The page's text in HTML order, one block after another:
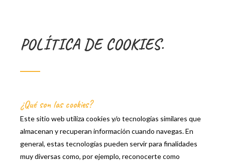
POLÍTICA DE COOKIES.
¿Qué son las cookies?
Este sitio web utiliza cookies y/o tecnologías similares que
almacenan y recuperan información cuando navegas. En
general, estas tecnologías pueden servir para finalidades
muy diversas como, por ejemplo, reconocerte como